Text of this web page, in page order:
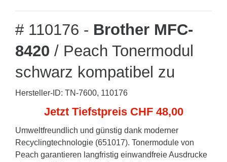
# 110176 - Brother MFC-
8420 / Peach Tonermodul
schwarz kompatibel zu
Hersteller-ID: TN-7600, 110176
Jetzt Tiefstpreis CHF 48,00
Umweltfreundlich und günstig dank moderner
Recyclingtechnologie (651017). Tonermodule von
Peach garantieren langfristig einwandfreie Ausdrucke